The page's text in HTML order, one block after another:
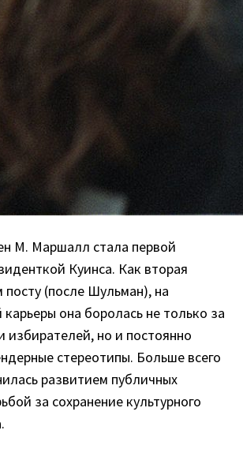
М. Маршалл стала первой
Куинса. Как вторая
(после Шульман), на
она боролась не только за
избирателей, но и постоянно
стереотипы. Больше всего
развитием публичных
за сохранение культурного